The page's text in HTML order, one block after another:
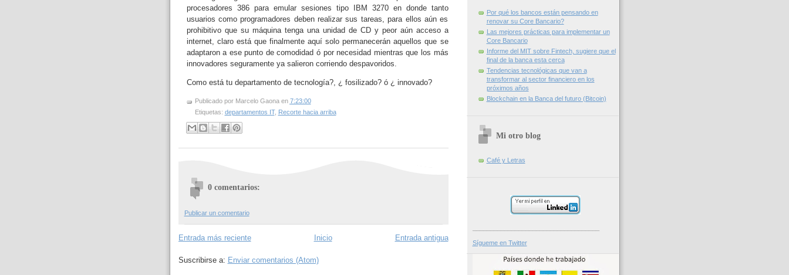
procesadores 386 para emular sesiones tipo IBM 3270 en donde tanto
usuarios como programadores deben realizar sus tareas, para ellos aún es
prohibitivo que su máquina tenga una unidad de CD y peor aún acceso a
internet, claro está que finalmente aquí solo permanecerán aquellos que se
adaptaron a ese punto de comodidad ó por necesidad mientras que los más
innovadores seguramente ya salieron corriendo despavoridos.
Como está tu departamento de tecnología?, ¿ fosilizado? ó ¿ innovado?
Publicado por Marcelo Gaona en 7:23:00
Etiquetas: departamentos IT, Recorte hacia arriba
0 comentarios:
Publicar un comentario
Entrada más reciente Entrada antigua
Inicio
Suscribirse a: Enviar comentarios (Atom)
Por qué los bancos están pensando en
renovar su Core Bancario?
Las mejores prácticas para implementar un
Core Bancario
Informe del MIT sobre Fintech, sugiere que el
final de la banca esta cerca
Tendencias tecnológicas que van a
transformar al sector financiero en los
próximos años
Blockchain en la Banca del futuro (Bitcoin)
Mi otro blog
Café y Letras
Sígueme en Twitter